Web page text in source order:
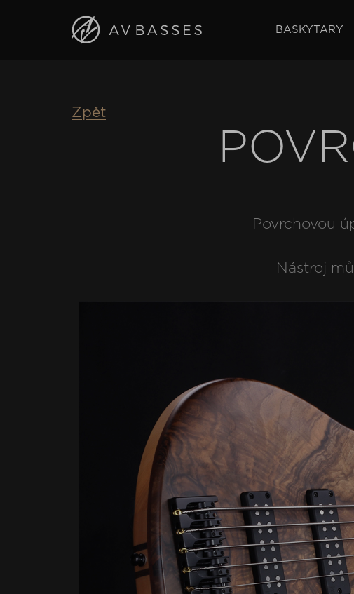
BASKYTARY
Zpět
Povrchovou
Nástroj